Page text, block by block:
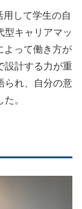
して学生の自
型キャリアマッ
よって働き方が
設計する力が重
られ、自分の意
。